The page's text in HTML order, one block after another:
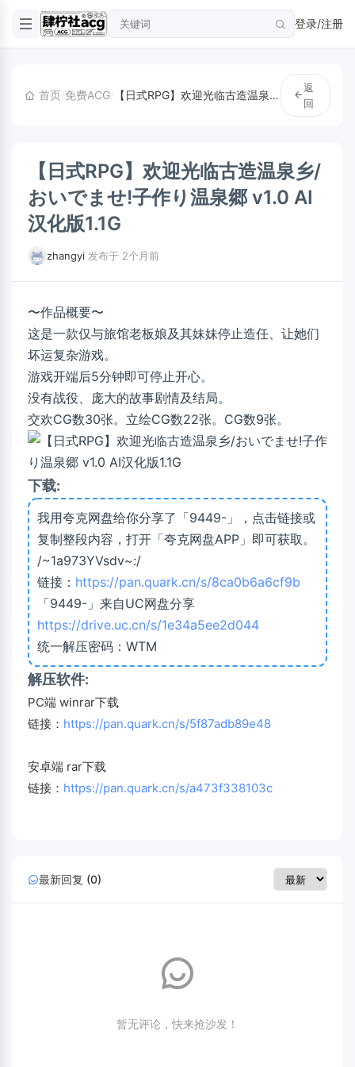
登录/注册
首页/免费ACG/ 【日式RPG】欢迎光临古造温泉乡/おいでませ!子作り温泉郷 v1.0 AI汉化版1.1G
返
回
【日式RPG】欢迎光临古造温泉乡/
おいでませ!子作り温泉郷 v1.0 AI
汉化版1.1G
zhangyi 发布于 2个月前
〜作品概要〜
这是一款仅与旅馆老板娘及其妹妹停止造任、让她们
坏运复杂游戏。
游戏开端后5分钟即可停止开心。
没有战役、庞大的故事剧情及结局。
交欢CG数30张。立绘CG数22张。CG数9张。
下载:
我用夸克网盘给你分享了「9449-」，点击链接或
复制整段内容，打开「夸克网盘APP」即可获取。
/~1a973YVsdv~:/
链接： https://pan.quark.cn/s/8ca0b6a6cf9b
「9449-」来自UC网盘分享
https://drive.uc.cn/s/1e34a5ee2d044
统一解压密码：WTM
解压软件:
PC端 winrar下载
链接： https://pan.quark.cn/s/5f87adb89e48
安卓端 rar下载
链接： https://pan.quark.cn/s/a473f338103c
最新回复 (0)
暂无评论，快来抢沙发！